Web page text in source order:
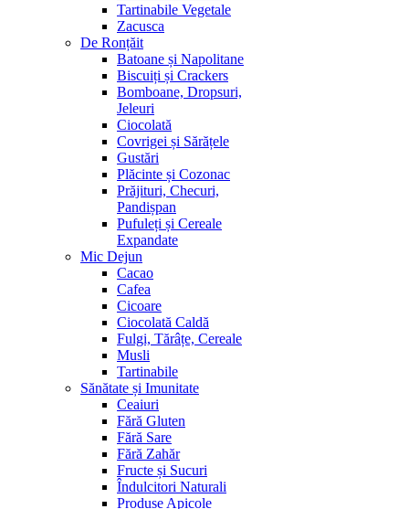
Tartinabile Vegetale
Zacusca
De Ronțăit
Batoane și Napolitane
Biscuiți și Crackers
Bomboane, Dropsuri,
Jeleuri
Ciocolată
Covrigei și Sărățele
Gustări
Plăcinte și Cozonac
Prăjituri, Checuri,
Pandișpan
Pufuleți și Cereale
Expandate
Mic Dejun
Cacao
Cafea
Cicoare
Ciocolată Caldă
Fulgi, Tărâțe, Cereale
Musli
Tartinabile
Sănătate și Imunitate
Ceaiuri
Fără Gluten
Fără Sare
Fără Zahăr
Fructe și Sucuri
Îndulcitori Naturali
Produse Apicole